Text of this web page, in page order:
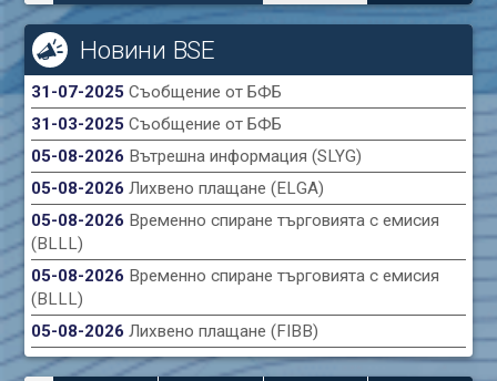
Новини BSE
31-07-2025Съобщение от БФБ
31-03-2025Съобщение от БФБ
05-08-2026 Вътрешна информация (SLYG)
05-08-2026Лихвено плащане (ELGA)
05-08-2026 Временно спиране търговията с емисия
(BLLL)
05-08-2026 Временно спиране търговията с емисия
(BLLL)
05-08-2026Лихвено плащане (FIBB)